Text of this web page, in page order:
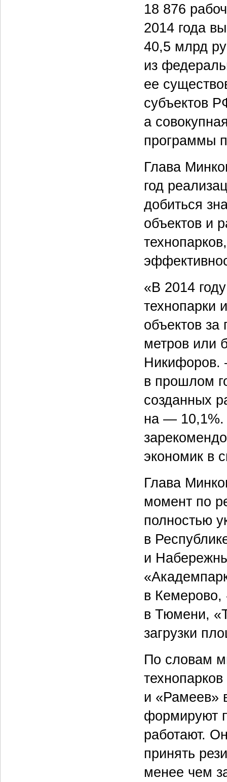
18 876
2014 года
40,5 млрд
из
ее
субъектов
а
программы
Глава
год
добиться
объектов и
«В 2014
технопарки
объектов за
метров или
Никифоров.
в прошлом
созданных
на — 10,1%.
экономик в
Глава
момент по
полностью
в
и
в Кемерово,
в Тюмени,
загрузки
По словам
и «Рамеев»
формируют
работают.
принять
менее чем